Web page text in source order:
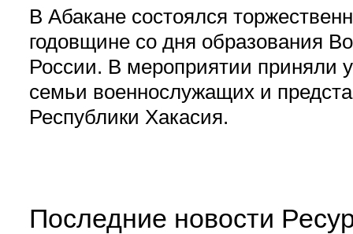
В Абакане состоялся
годовщине со дня образования
России. В мероприятии приняли
семьи военнослужащих и
Республики Хакасия.
Последние новости